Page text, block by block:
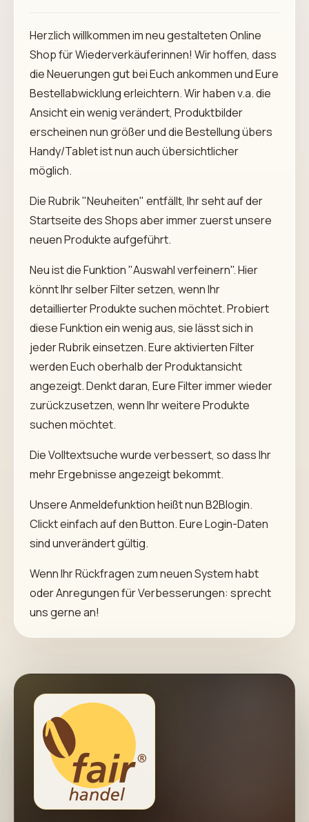
Herzlich willkommen im neu gestalteten Online
Shop für Wiederverkäuferinnen! Wir hoffen, dass
die Neuerungen gut bei Euch ankommen und Eure
Bestellabwicklung erleichtern. Wir haben v.a. die
Ansicht ein wenig verändert, Produktbilder
erscheinen nun größer und die Bestellung übers
Handy/Tablet ist nun auch übersichtlicher
möglich.
Die Rubrik "Neuheiten" entfällt, Ihr seht auf der
Startseite des Shops aber immer zuerst unsere
neuen Produkte aufgeführt.
Neu ist die Funktion "Auswahl verfeinern". Hier
könnt Ihr selber Filter setzen, wenn Ihr
detaillierter Produkte suchen möchtet. Probiert
diese Funktion ein wenig aus, sie lässt sich in
jeder Rubrik einsetzen. Eure aktivierten Filter
werden Euch oberhalb der Produktansicht
angezeigt. Denkt daran, Eure Filter immer wieder
zurückzusetzen, wenn Ihr weitere Produkte
suchen möchtet.
Die Volltextsuche wurde verbessert, so dass Ihr
mehr Ergebnisse angezeigt bekommt.
Unsere Anmeldefunktion heißt nun B2Blogin.
Clickt einfach auf den Button. Eure Login-Daten
sind unverändert gültig.
Wenn Ihr Rückfragen zum neuen System habt
oder Anregungen für Verbesserungen: sprecht
uns gerne an!